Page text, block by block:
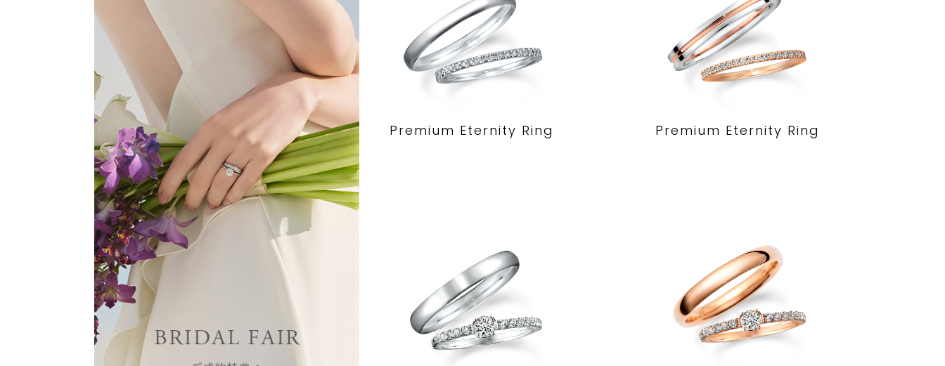
Premium Eternity Ring Premium Eternity Ring